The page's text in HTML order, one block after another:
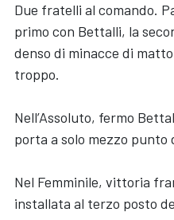
Due fratelli al comando.
primo con Bettalli, la
denso di minacce di
troppo.
Nell’Assoluto, fermo
porta a solo mezzo
Nel Femminile, vittoria
installata al terzo posto